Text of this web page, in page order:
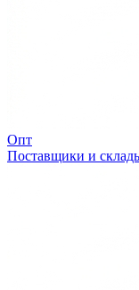
Опт
Поставщики и